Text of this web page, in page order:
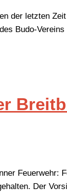
der letzten
Budo-
Feuerwehr:
Der